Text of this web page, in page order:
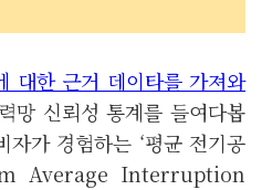
대한 근거 데이타를 가져와
망 신뢰성 통계를 들여다봅
가 경험하는 ‘평균 전기공
Average Interruption